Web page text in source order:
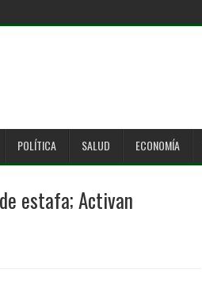
POLÍTICA SALUD ECONOMÍA
estafa; Activan